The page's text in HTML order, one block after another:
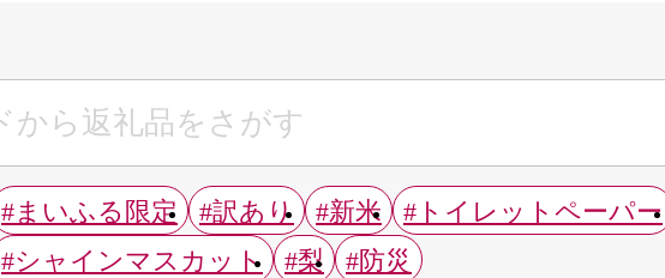
#まいふる限定 #訳あり #新米 #トイレットペーパー
#シャインマスカット
#梨 #防災